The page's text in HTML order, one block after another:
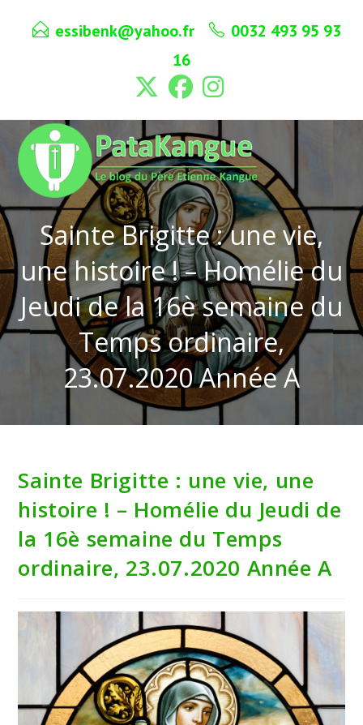
essibenk@yahoo.fr
0032 493 95 93
16
Sainte Brigitte : une vie,
une histoire ! – Homélie du
Jeudi de la 16è semaine du
Temps ordinaire,
23.07.2020 Année A
Sainte Brigitte : une vie, une
histoire ! – Homélie du Jeudi de
la 16è semaine du Temps
ordinaire, 23.07.2020 Année A